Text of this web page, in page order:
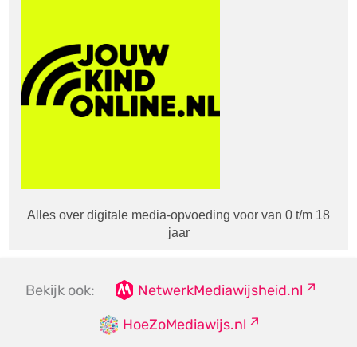
Alles over digitale media-opvoeding voor van 0 t/m 18
jaar
Bekijk ook:
NetwerkMediawijsheid.nl
HoeZoMediawijs.nl